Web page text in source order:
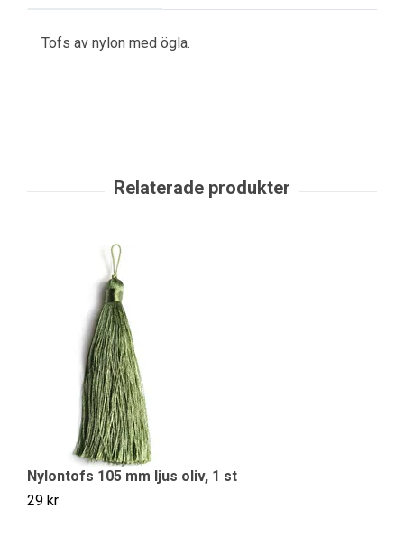
Tofs av nylon med ögla.
Nylontofs 105 mm ljus oliv, 1 st
29 kr